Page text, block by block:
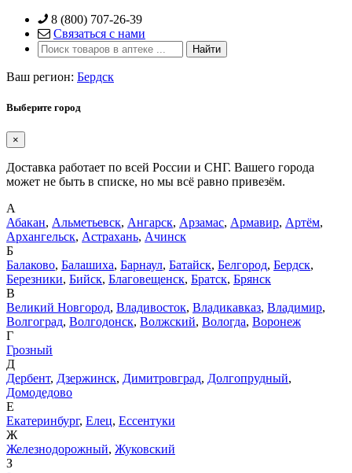
Skip
content
8 (800) 707-26-39
Связаться с нами
Ваш регион: Бердск
Выберите город
×
Доставка работает по всей России и СНГ. Вашего города
может не быть в списке, но мы всё равно привезём.
А
Абакан, Альметьевск, Ангарск, Арзамас, Армавир, Артём,
Архангельск, Астрахань, Ачинск
Б
Балаково, Балашиха, Барнаул, Батайск, Белгород, Бердск,
Березники, Бийск, Благовещенск, Братск, Брянск
В
Великий Новгород, Владивосток, Владикавказ, Владимир,
Волгоград, Волгодонск, Волжский, Вологда, Воронеж
Г
Грозный
Д
Дербент, Дзержинск, Димитровград, Долгопрудный,
Домодедово
Е
Екатеринбург, Елец, Ессентуки
Ж
Железнодорожный, Жуковский
З